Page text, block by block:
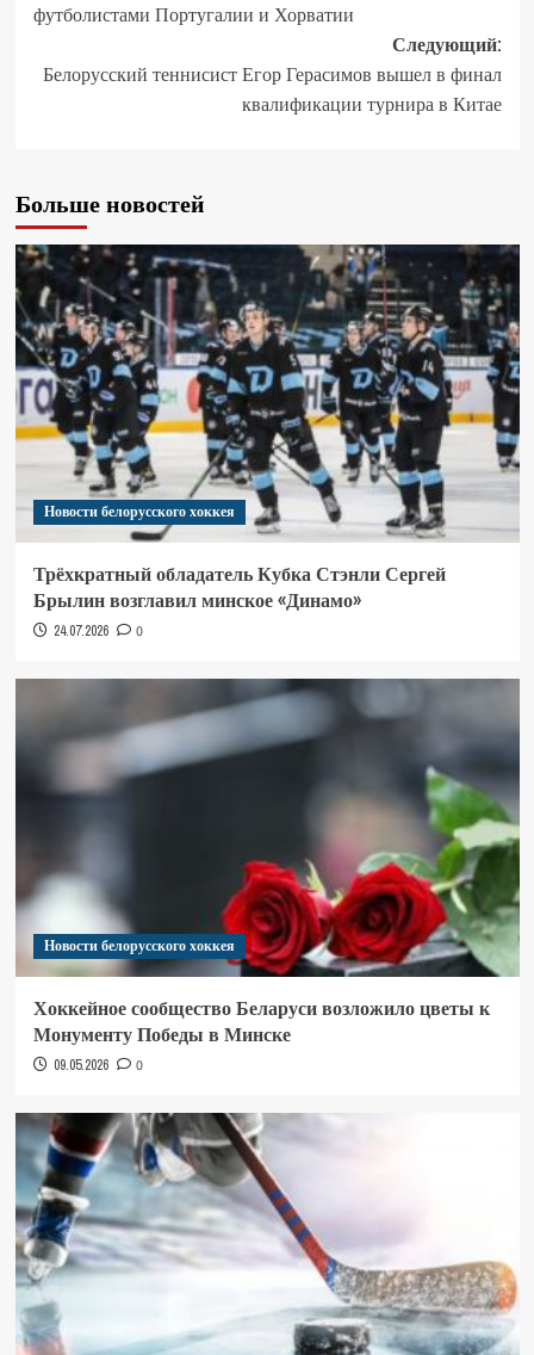
футболистами Португалии и Хорватии
Следующий:
Белорусский теннисист Егор Герасимов вышел в финал
квалификации турнира в Китае
Больше новостей
Новости белорусского хоккея
Трёхкратный обладатель Кубка Стэнли Сергей
Брылин возглавил минское «Динамо»
24.07.2026 0
Новости белорусского хоккея
Хоккейное сообщество Беларуси возложило цветы к
Монументу Победы в Минске
09.05.2026 0